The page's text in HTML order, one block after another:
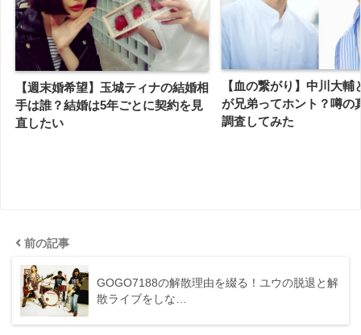
【週末婚希望】玉城ティナの結婚相
手は誰？結婚は5年ごとに契約を見
直したい
【血の繋がり】中川大輔
が兄弟ってホント？噂の
調査してみた
前の記事
GOGO7188の解散理由を綴る！ユウの脱退と解
散ライブをしな…